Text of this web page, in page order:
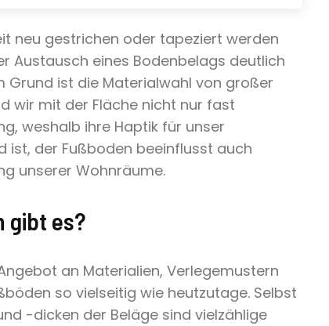
neu gestrichen oder tapeziert werden
Austausch eines Bodenbelags deutlich
Grund ist die Materialwahl von großer
wir mit der Fläche nicht nur fast
weshalb ihre Haptik für unser
ist, der Fußboden beeinflusst auch
unserer Wohnräume.
gibt es?
an Materialien, Verlegemustern
so vielseitig wie heutzutage. Selbst
-dicken der Beläge sind vielzählige